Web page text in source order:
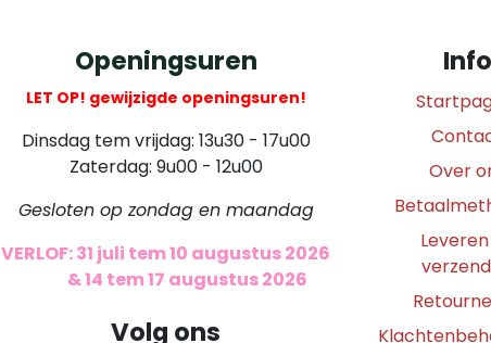
Openingsuren
LET OP! gewijzigde openingsuren!
Dinsdag tem vrijdag: 13u30 - 17u00
Zaterdag: 9u00 - 12u00
Gesloten op zondag en maandag
VERLOF: 31 juli tem 10 augustus 2026
& 14 tem 17 augustus 2026
Info
Over
Volg ons